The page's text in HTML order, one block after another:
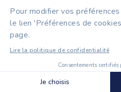
Pour modifier vos
le lien 'Préférences de
page.
Lire la politique de confidentialité
Consentements certifiés
Je choisis
🍪 Cookies
courantes: erreurs de saisie,
d’évaluation, mais aussi les
comptabilisations de pièces,
Pour les éviter, plusieurs axes